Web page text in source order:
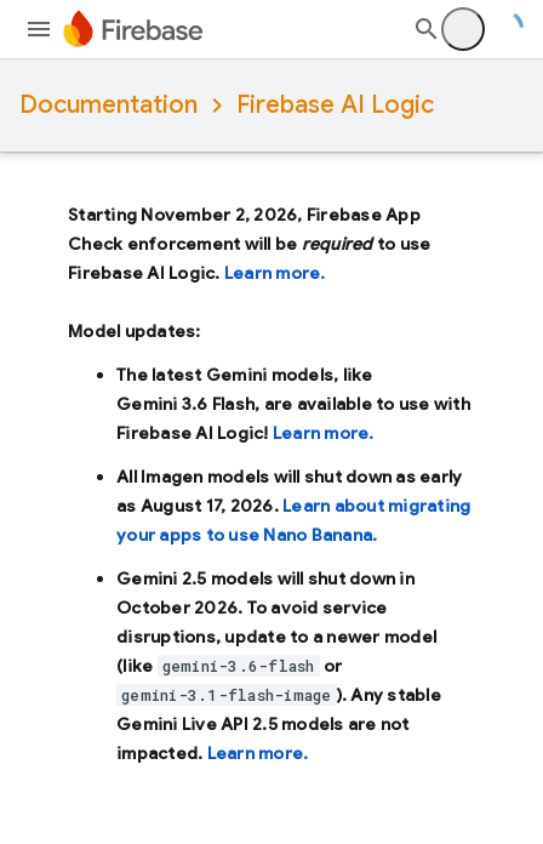
Documentation Firebase AI Logic
Starting November 2, 2026, Firebase App
Check enforcement will be requiredto use
Firebase AI Logic. Learn more.
Model updates:
The latest Gemini models, like
Gemini 3.6 Flash, are available to use with
Firebase AI Logic! Learn more.
All Imagen models will shut down as early
as August 17, 2026. Learn about migrating
your apps to use Nano Banana.
Gemini 2.5 models will shut down in
October 2026. To avoid service
disruptions, update to a newer model
(like gemini-3.6-flash or
gemini-3.1-flash-image ). Any stable
Gemini Live API 2.5 models are not
impacted. Learn more.